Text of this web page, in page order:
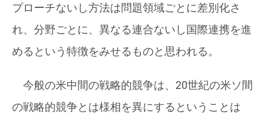
プローチないし方法は問題領域ごとに差別化さ
れ、分野ごとに、異なる連合ないし国際連携を進
めるという特徴をみせるものと思われる。
今般の米中間の戦略的競争は、20世紀の米ソ間
の戦略的競争とは様相を異にするということは